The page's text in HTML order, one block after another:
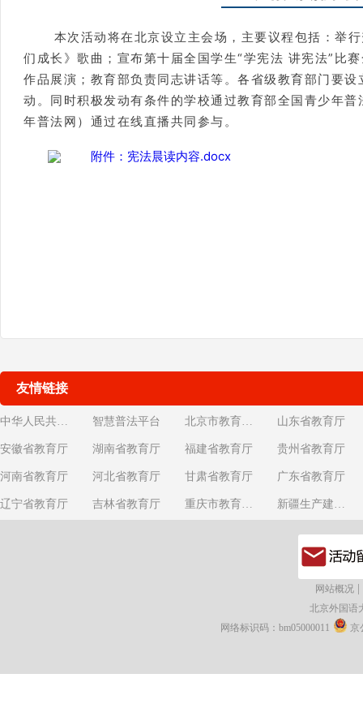
本次活动将在北京设立主会场，主要议程包括：举
们成长》歌曲；宣布第十届全国学生“学宪法 讲宪法”比
作品展演；教育部负责同志讲话等。各省级教育部门要
动。同时积极发动有条件的学校通过教育部全国青少年
年普法网）通过在线直播共同参与。
附件：宪法晨读内容.docx
友情链接
智慧普法平台 山东省教育厅
安徽省教育厅 湖南省教育厅 福建省教育厅 贵州省教育厅
河南省教育厅 河北省教育厅 甘肃省教育厅 广东省教育厅
辽宁省教育厅 吉林省教育厅
网站概况
北京外国语
网络标识码：bm05000011
京